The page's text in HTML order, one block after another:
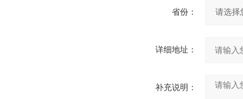
省份：
详细地址：
补充说明：